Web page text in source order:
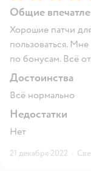
Общие
Хорошие патчи
пользоваться.
по бонусам. Всё
Достоинства
Всё нормально
Недостатки
Нет
21 декабря 2022 ·